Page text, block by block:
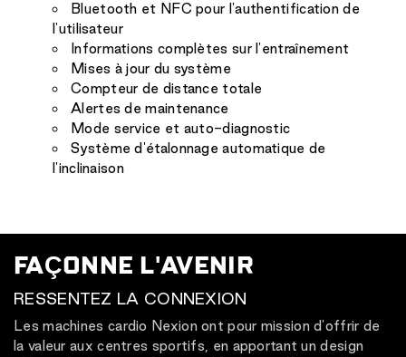
Bluetooth et NFC pour l'authentification de
l'utilisateur
Informations complètes sur l'entraînement
Mises à jour du système
Compteur de distance totale
Alertes de maintenance
Mode service et auto-diagnostic
Système d'étalonnage automatique de
l'inclinaison
FAÇONNE L'AVENIR
RESSENTEZ LA CONNEXION
Les machines cardio Nexion ont pour mission d'offrir de
la valeur aux centres sportifs, en apportant un design